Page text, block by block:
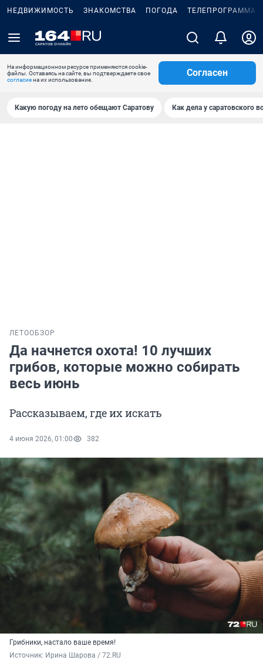
НЕДВИЖИМОСТЬ ЗНАКОМСТВА ПОГОДА ТЕЛЕПРОГРАММА
На информационном ресурсе применяются cookie-
файлы. Оставаясь на сайте, вы подтверждаете свое
согласиена их использование.
Согласен
Какую погоду на лето обещают Саратову Как дела у саратовского
ЛЕТООБЗОР
Да начнется охота! 10 лучших
грибов, которые можно собирать
весь июнь
Рассказываем, где их искать
4 июня 2026, 01:00 382
Грибники, настало ваше время!
Источник: Ирина Шарова / 72.RU